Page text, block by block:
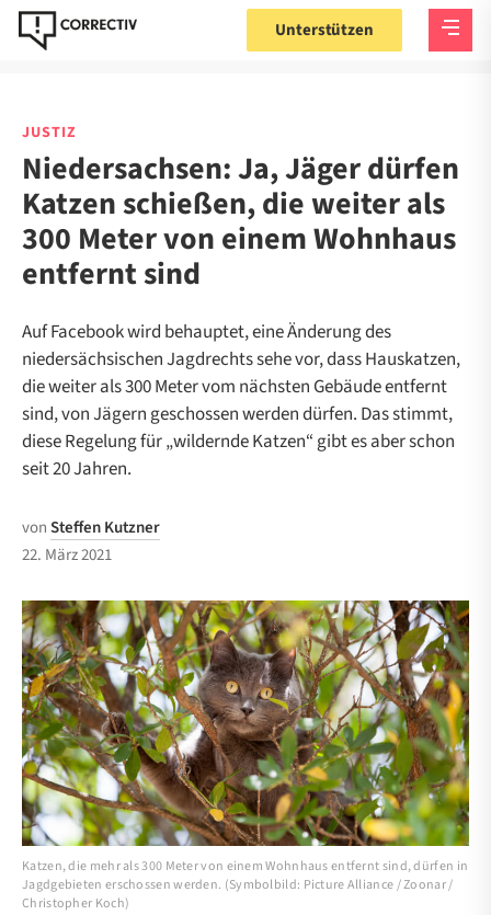
Unterstützen
JUSTIZ
Niedersachsen: Ja, Jäger dürfen
Katzen schießen, die weiter als
300 Meter von einem Wohnhaus
entfernt sind
Auf Facebook wird behauptet, eine Änderung des
niedersächsischen Jagdrechts sehe vor, dass Hauskatzen,
die weiter als 300 Meter vom nächsten Gebäude entfernt
sind, von Jägern geschossen werden dürfen. Das stimmt,
diese Regelung für „wildernde Katzen“ gibt es aber schon
seit 20 Jahren.
vonSteffen Kutzner
22. März 2021
Katzen, die mehr als 300 Meter von einem Wohnhaus entfernt sind, dürfen in
Jagdgebieten erschossen werden. (Symbolbild: Picture Alliance / Zoonar /
Christopher Koch)